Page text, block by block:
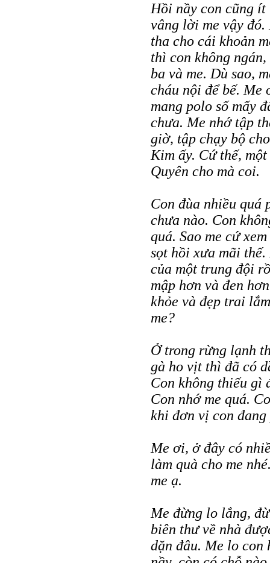
Hồi nầy con cũng
vâng lời me vậy
tha cho cái khoản
thì con không
ba và me. Dù sao,
cháu nội để bế. Me
mang polo số mấy
chưa. Me nhớ tập
giờ, tập chạy bộ
Kim ấy. Cứ thế,
Quyên cho mà coi.
Con đùa nhiều quá
chưa nào. Con
quá. Sao me cứ
sọt hồi xưa mãi
của một trung đội
mập hơn và đen
khỏe và đẹp trai
me?
Ở trong rừng lạnh
gà ho vịt thì đã có
Con không thiếu gì
Con nhớ me quá.
khi đơn vị con
Me ơi, ở đây có
làm quà cho me
me ạ.
Me đừng lo lắng,
biên thư về nhà
dặn đâu. Me lo